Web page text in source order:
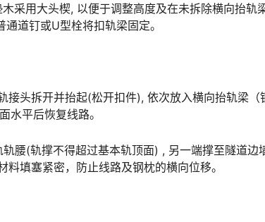
采用大头楔, 以便于调整高度及在未拆除横向抬轨
道钉或U型栓将扣轨梁固定。󠅅󠅃󠄵󠅂󠄪󠇖󠆨󠆨󠇕󠆞󠆒󠅬󠇘󠆭󠆘󠇙󠆝󠅵󠇗󠆭󠆁󠄐󠇗󠅹󠅸󠇖󠆍󠅳󠇖󠅹󠅰󠇖󠆌󠅹
头拆开并抬起(松开扣件), 依次放入横向抬轨梁（
水平后恢复线路。󠅅󠅃󠄵󠅂󠄪󠇖󠆨󠆨󠇕󠆞󠆒󠅬󠇘󠆭󠆘󠇙󠆝󠅵󠇗󠆭󠆁󠄐󠇗󠅹󠅸󠇖󠆍󠅳󠇖󠅹󠅰󠇖󠆌󠅹
腰(轨撑不得超过基本轨顶面) , 另一端撑至隧道边
填塞紧密，防止线路及钢枕的横向位移。󠅅󠅃󠄵󠅂󠄪󠇖󠆨󠆨󠇕󠆞󠆒󠅬󠇘󠆭󠆘󠇙󠆝󠅵󠇗󠆭󠆁󠄐󠇗󠅹󠅸󠇖󠆍󠅳󠇖󠅹󠅰󠇖󠆌󠅹